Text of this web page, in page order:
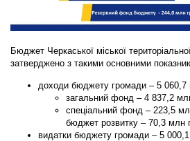
Бюджет Черкаської міської
затверджено з такими основними
доходи бюджету громади – 5 060,7
загальний фонд – 4 837,2
спеціальний фонд – 223,5
бюджет розвитку – 70,3 млн
видатки бюджету громади – 5